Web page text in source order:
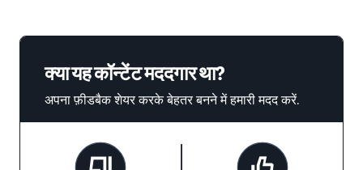
क्या यह कॉन्टेंट मददगार था?
अपना फ़ीडबैक शेयर करके बेहतर बनने में हमारी मदद करें.